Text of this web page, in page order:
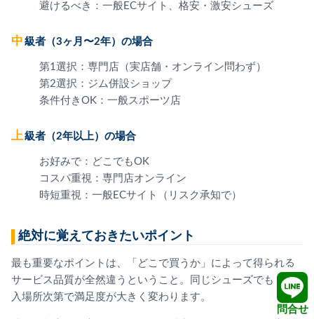
問合せ
避けるべき：一般ECサイト、格安・激安シューズ
中級者（3ヶ月〜2年）の場合
第1選択：専門店（実店舗・オンライン問わず）
第2選択：ジム併設ショップ
条件付きOK：一般スポーツ店
上級者（2年以上）の場合
お好みで：どこでもOK
コスパ重視：専門店オンライン
時短重視：一般ECサイト（リスク承知で）
絶対に覚えておきたいポイント
最も重要なポイントは、「どこで買うか」によって得られる
サービス品質が全然違うということ。同じシューズでも、購
入場所次第で満足度が大きく変わります。